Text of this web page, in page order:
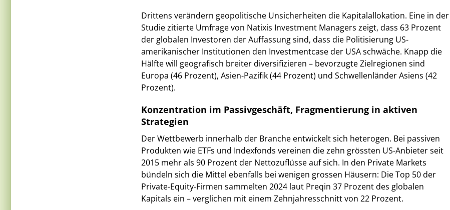
Drittens verändern geopolitische Unsicherheiten die Kapitalallokation. Eine in der
Studie zitierte Umfrage von Natixis Investment Managers zeigt, dass 63 Prozent
der globalen Investoren der Auffassung sind, dass die Politisierung US-
amerikanischer Institutionen den Investmentcase der USA schwäche. Knapp die
Hälfte will geografisch breiter diversifizieren – bevorzugte Zielregionen sind
Europa (46 Prozent), Asien-Pazifik (44 Prozent) und Schwellenländer Asiens (42
Prozent).
Konzentration im Passivgeschäft, Fragmentierung in aktiven
Strategien
Der Wettbewerb innerhalb der Branche entwickelt sich heterogen. Bei passiven
Produkten wie ETFs und Indexfonds vereinen die zehn grössten US-Anbieter seit
2015 mehr als 90 Prozent der Nettozuflüsse auf sich. In den Private Markets
bündeln sich die Mittel ebenfalls bei wenigen grossen Häusern: Die Top 50 der
Private-Equity-Firmen sammelten 2024 laut Preqin 37 Prozent des globalen
Kapitals ein – verglichen mit einem Zehnjahresschnitt von 22 Prozent.